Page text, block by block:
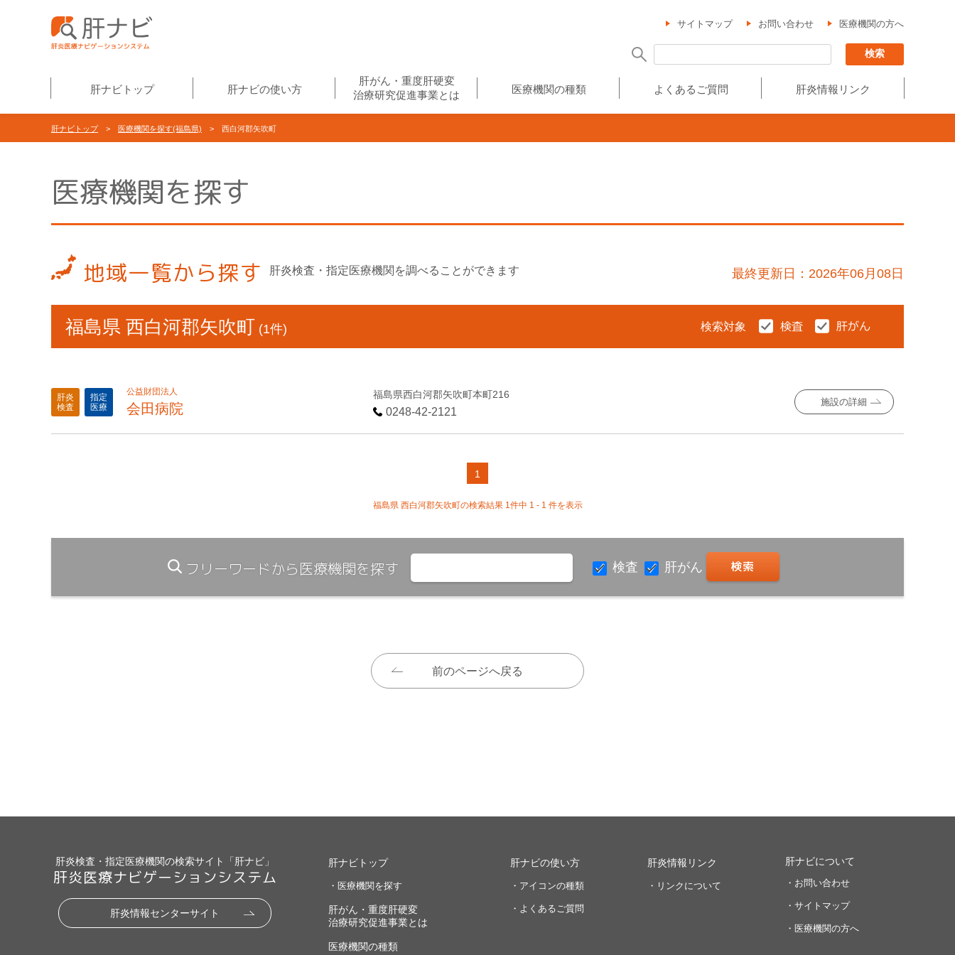
サイトマップ お問い合わせ 医療機関の方へ
肝ナビトップ 肝ナビの使い方
肝がん・重度肝硬変
治療研究促進事業とは
医療機関の種類 よくあるご質問 肝炎情報リンク
肝ナビトップ> 医療機関を探す(福島県) > 西白河郡矢吹町
医療機関を探す
地域一覧から探す 肝炎検査・指定医療機関を調べることができます 最終更新日：2026年06月08日
福島県 西白河郡矢吹町 (1件) 検索対象
肝炎
検査
指定
医療
公益財団法人
会田病院
福島県西白河郡矢吹町本町216
0248-42-2121
施設の詳細
1
福島県 西白河郡矢吹町の検索結果 1件中 1 - 1 件を表示
フリーワードから医療機関を探す 検査 肝がん
前のページへ戻る
肝炎検査・指定医療機関の検索サイト「肝ナビ」
肝炎医療ナビゲーションシステム
肝炎情報センターサイト
肝ナビトップ
・医療機関を探す
肝がん・重度肝硬変
治療研究促進事業とは
医療機関の種類
肝ナビの使い方
・アイコンの種類
・よくあるご質問
肝炎情報リンク
・リンクについて
肝ナビについて
・お問い合わせ
・サイトマップ
・医療機関の方へ